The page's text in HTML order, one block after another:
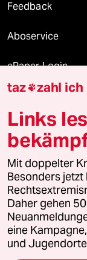
Feedback
Aboservice
ePaper Login
Downloads für
© 2026 taz
Alle Rechte
wenden Sie sich bitte
Feedback
Leitlinie
taz zahl ich
Links
Mit doppelter
Besonders
Daher gehen
eine
und